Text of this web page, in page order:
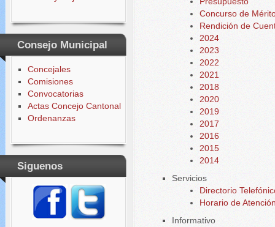
Consejo Municipal
Concejales
Comisiones
Convocatorias
Actas Concejo Cantonal
Ordenanzas
Siguenos
Concurso de
Rendición de
2024
2023
2022
2021
2018
2020
2019
2017
2016
2015
2014
Servicios
Directorio
Horario de
Informativo